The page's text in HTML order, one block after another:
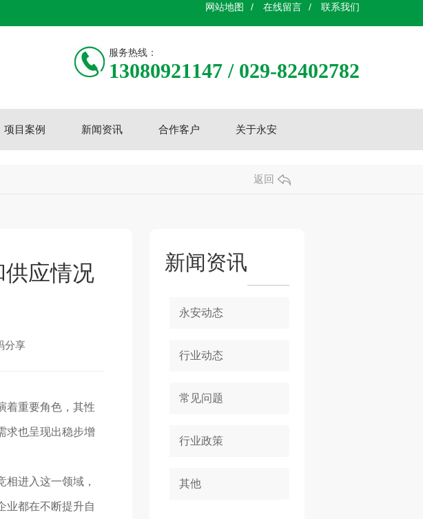
网站地图 / 在线留言 / 联系我们
服务热线：
13080921147 / 029-82402782
项目案例 新闻资讯 合作客户 关于永安
返回
应情况
分享
着重要角色，其性
求也呈现出稳步增
进入这一领域，
业都在不断提升自
新闻资讯
永安动态
行业动态
常见问题
行业政策
其他